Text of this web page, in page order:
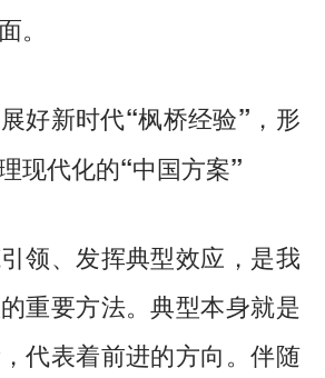
。
好新时代“枫桥经验”，形
现代化的“中国方案”
、发挥典型效应，是我
重要方法。典型本身就是
代表着前进的方向。伴随